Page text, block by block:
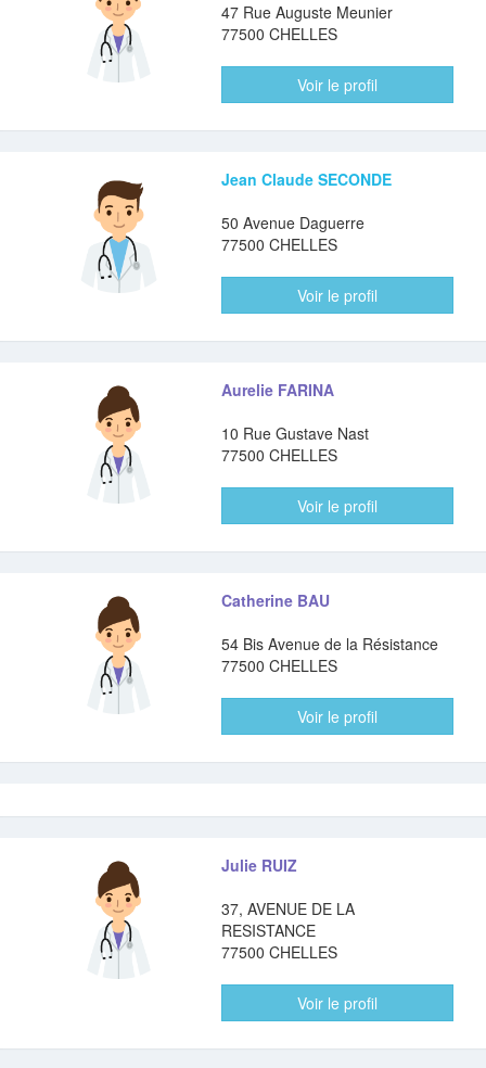
47 Rue Auguste Meunier
77500 CHELLES
Voir le profil
Jean Claude SECONDE
50 Avenue Daguerre
77500 CHELLES
Voir le profil
Aurelie FARINA
10 Rue Gustave Nast
77500 CHELLES
Voir le profil
Catherine BAU
54 Bis Avenue de la Résistance
77500 CHELLES
Voir le profil
Julie RUIZ
37, AVENUE DE LA
RESISTANCE
77500 CHELLES
Voir le profil